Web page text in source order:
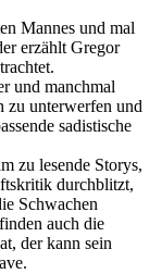
Mannes und mal
erzählt Gregor
und manchmal
zu unterwerfen und
sadistische
zu lesende Storys,
durchblitzt,
Schwachen
auch die
der kann sein